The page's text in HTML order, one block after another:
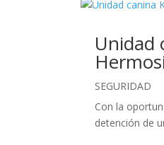
Unidad
SEGURIDAD
Con la
detención de